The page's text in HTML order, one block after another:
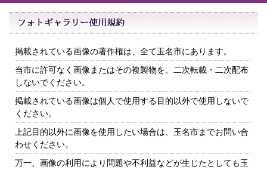
掲載されている画像の著作権は、全て玉名市にあります。
当市に許可なく画像またはその複製物を、二次転載・二次配布
しないでください。
掲載されている画像は個人で使用する目的以外で使用しないで
ください。
上記目的以外に画像を使用したい場合は、玉名市までお問い合
わせください。
万一、画像の利用により問題や不利益などが生じたとしても玉